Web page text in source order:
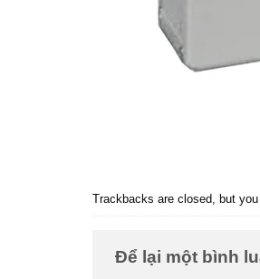
Trackbacks are closed, but
Để lại một bình